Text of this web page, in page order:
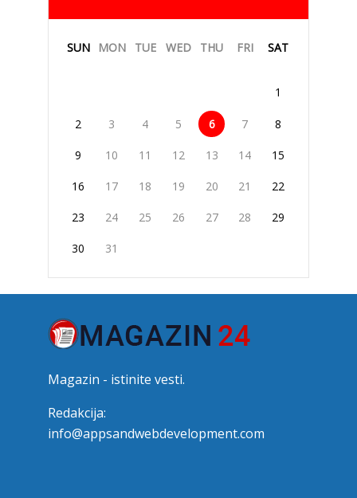
SUN MON TUE WED THU FRI SAT
1
2 3 4 5 6 7 8
9 10 11 12 13 14 15
16 17 18 19 20 21 22
23 24 25 26 27 28 29
30 31
Magazin - istinite vesti.
Redakcija:
info@appsandwebdevelopment.com